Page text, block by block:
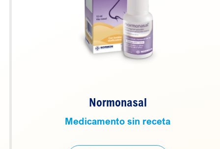
Normonasal
Medicamento sin receta